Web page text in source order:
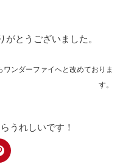
とうございました。
ンダーファイへと改めておりま
す。
うれしいです！